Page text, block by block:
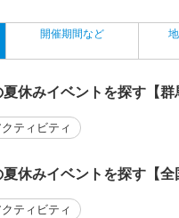
開催期間など
休みイベントを探す【群
ティビティ
休みイベントを探す【全
ティビティ